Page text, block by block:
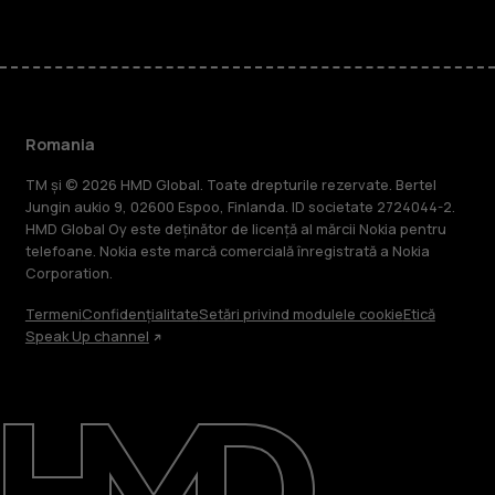
Despre
Repară, reutilizează, reciclează
Asistență
Romania
TM și © 2026 HMD Global. Toate drepturile rezervate. Bertel
Jungin aukio 9, 02600 Espoo, Finlanda. ID societate 2724044-2.
HMD Global Oy este deținător de licență al mărcii Nokia pentru
telefoane. Nokia este marcă comercială înregistrată a Nokia
Corporation.
TermeniConfidențialitateSetări privind modulele cookieEtică
Speak Up channel